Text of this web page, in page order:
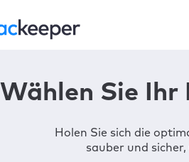
Wählen Sie Ihr
Holen Sie sich die
sauber und